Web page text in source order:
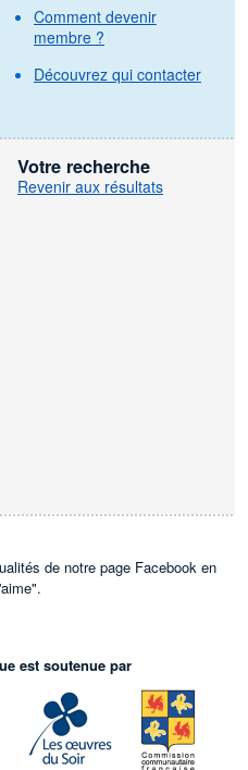
Comment devenir
membre ?
Découvrez qui contacter
Votre recherche
Revenir aux résultats
de notre page Facebook en
est soutenue par